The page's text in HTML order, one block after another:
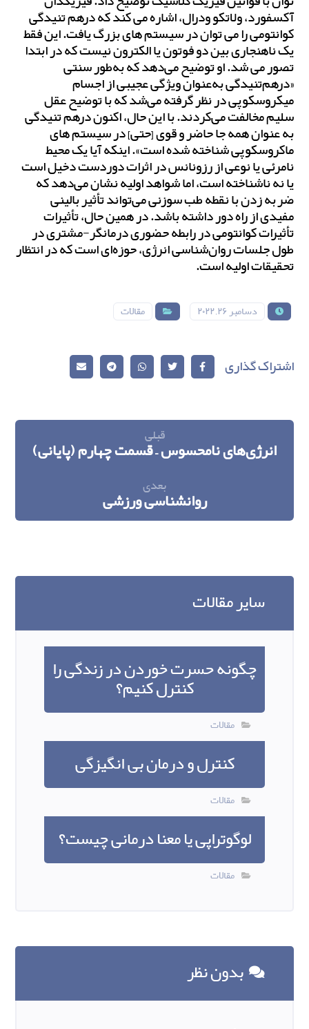
آکسفورد، ولاتکو ودرال، اشاره می کند که درهم تنیدگی
کوانتومی را می توان در سیستم های بزرگ یافت. این فقط
یک ناهنجاری بین دو فوتون یا الکترون نیست که در ابتدا
تصور می شد. او توضیح می‌دهد که به‌طور سنتی
«درهم‌تنیدگی به‌عنوان ویژگی عجیبی از اجسام
میکروسکوپی در نظر گرفته می‌شد که با توضیح عقل
سلیم مخالفت می‌کردند. با این حال، اکنون درهم تنیدگی
به عنوان همه جا حاضر و قوی [حتی] در سیستم های
ماکروسکوپی شناخته شده است». اینکه آیا یک محیط
نامرئی یا نوعی از رزونانس در اثرات دوردست دخیل است
یا نه ناشناخته است، اما شواهد اولیه نشان می‌دهد که
ضربه زدن با نقطه طب سوزنی می‌تواند تأثیر بالینی
مفیدی از راه دور داشته باشد. در همین حال، تأثیرات
تأثیرات کوانتومی در رابطه حضوری درمانگر-مشتری در
طول جلسات روان‌شناسی انرژی، حوزه‌ای است که در انتظار
تحقیقات اولیه است.
دسامبر ۲۶, ۲۰۲۲ مقالات
قبلی
انرژی‌های نامحسوس – قسمت چهارم (پایانی)
بعدی
روانشناسی ورزشی
سایر مقالات
چگونه حسرت خوردن در زندگی را
کنترل کنیم؟
مقالات
کنترل و درمان بی انگیزگی
مقالات
لوگوتراپی یا معنا درمانی چیست؟
مقالات
بدون نظر